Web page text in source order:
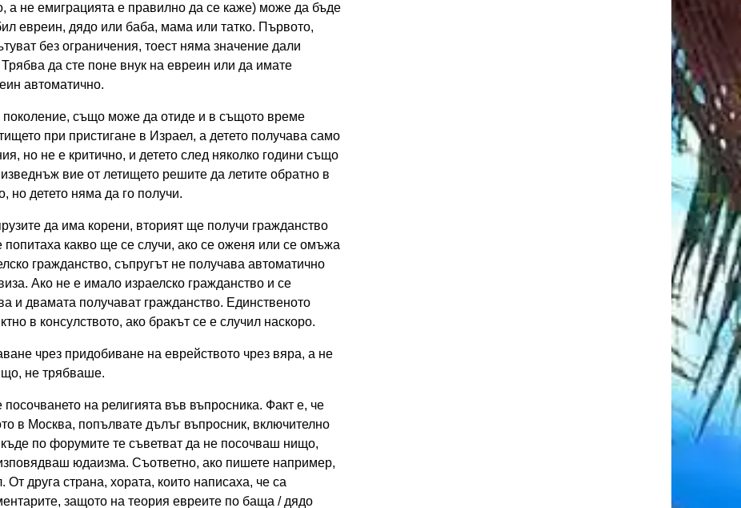
а не емиграцията е правилно да се каже) може да бъде
евреин, дядо или баба, мама или татко. Първото,
без ограничения, тоест няма значение дали
да сте поне внук на евреин или да имате
автоматично.
поколение, също може да отиде и в същото време
при пристигане в Израел, а детето получава само
но не е критично, и детето след няколко години също
вие от летището решите да летите обратно в
но детето няма да го получи.
да има корени, вторият ще получи гражданство
какво ще се случи, ако се оженя или се омъжа
гражданство, съпругът не получава автоматично
Ако не е имало израелско гражданство и се
и двамата получават гражданство. Единственото
в консулството, ако бракът се е случил наскоро.
чрез придобиване на еврейството чрез вяра, а не
не трябваше.
на религията във въпросника. Факт е, че
в Москва, попълвате дълъг въпросник, включително
по форумите те съветват да не посочваш нищо,
юдаизма. Съответно, ако пишете например,
друга страна, хората, които написаха, че са
защото на теория евреите по баща / дядо